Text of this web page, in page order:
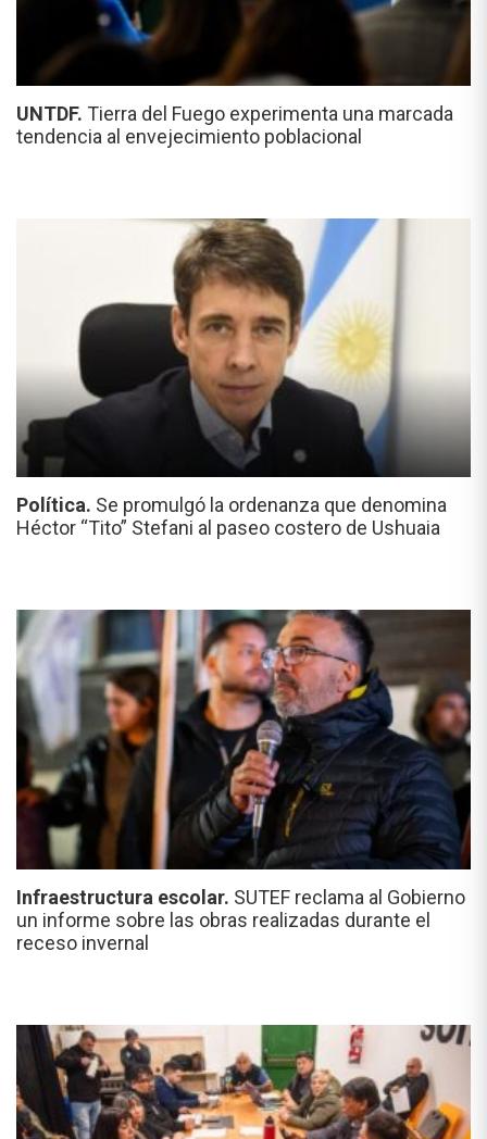
UNTDF. Tierra del Fuego experimenta una marcada
tendencia al envejecimiento poblacional
Política. Se promulgó la ordenanza que denomina
Héctor “Tito” Stefani al paseo costero de Ushuaia
Infraestructura escolar. SUTEF reclama al Gobierno
un informe sobre las obras realizadas durante el
receso invernal